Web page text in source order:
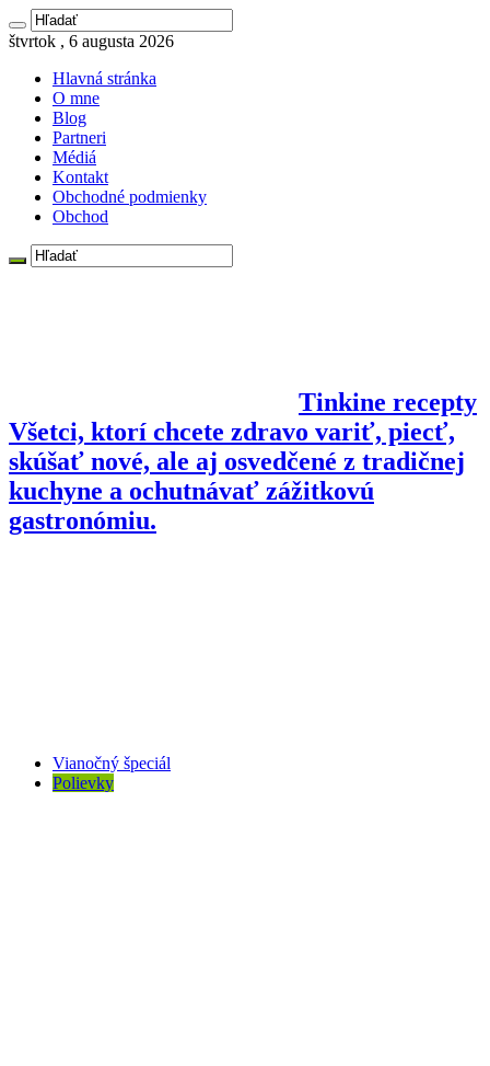
štvrtok , 6 augusta 2026
Hlavná stránka
O mne
Blog
Partneri
Médiá
Kontakt
Obchodné podmienky
Obchod
Tinkine recepty
Všetci, ktorí chcete zdravo variť, piecť,
skúšať nové, ale aj osvedčené z tradičnej
kuchyne a ochutnávať zážitkovú
gastronómiu.
Vianočný špeciál
Polievky